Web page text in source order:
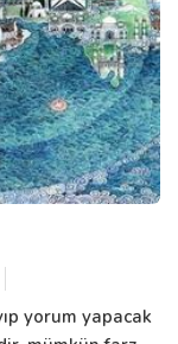
yorum yapacak